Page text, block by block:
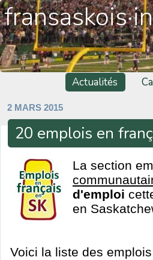
Actualités
2 MARS 2015
20 emplois en
La section
d'emploi
en
Voici la liste des